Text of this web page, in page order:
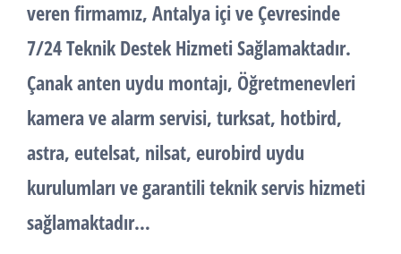
veren firmamız, Antalya içi ve Çevresinde
7/24 Teknik Destek Hizmeti Sağlamaktadır.
Çanak anten uydu montajı, Öğretmenevleri
kamera ve alarm servisi, turksat, hotbird,
astra, eutelsat, nilsat, eurobird uydu
kurulumları ve garantili teknik servis hizmeti
sağlamaktadır…